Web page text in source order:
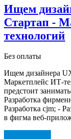
Ищем
Стартап -
технологий
Без оплаты
Ищем дизайнера
Маркетплейс ИТ-
предстоит
Разработка
Разработка cjm; -
в фигма веб-